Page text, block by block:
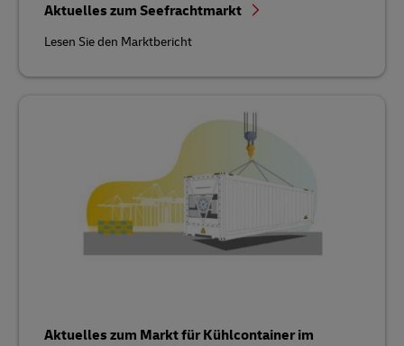
Aktuelles zum Seefrachtmarkt
Lesen Sie den Marktbericht
Aktuelles zum Markt für Kühlcontainer im